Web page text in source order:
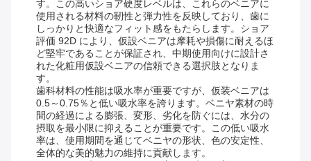
す。この高いショア硬度レベルは、これらのベニアに
使用される材料の靭性と弾力性を反映しており、歯に
しっかりと快適なフィット感をもたらします。ショア
評価 92D により、仮設ベニアは摩耗や損傷に耐えるほ
ど堅牢であることが保証され、中期使用向けに設計さ
れた化粧用仮設ベニアの信頼できる選択肢となりま
す。
歯科材料の性能は吸水率が重要ですが、仮装ベニアは
0.5～0.75％と低い吸水率を誇ります。ベニヤ素材の時
間の経過による膨張、変形、劣化を防ぐには、水分の
摂取を最小限に抑えることが重要です。この低い吸水
率は、使用期間を通じてベニヤの形状、色の安定性、
全体的な美的魅力の維持に貢献します。